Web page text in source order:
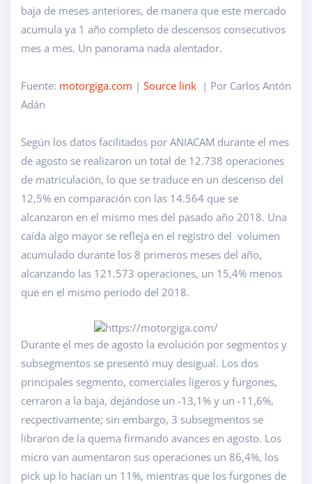
baja de meses anteriores, de manera que este mercado
acumula ya 1 año completo de descensos consecutivos
mes a mes. Un panorama nada alentador.
Fuente: motorgiga.com | Source link | Por Carlos Antón
Adán
Según los datos facilitados por ANIACAM durante el mes
de agosto se realizaron un total de 12.738 operaciones
de matriculación, lo que se traduce en un descenso del
12,5% en comparación con las 14.564 que se
alcanzaron en el mismo mes del pasado año 2018. Una
caída algo mayor se refleja en el registro del volumen
acumulado durante los 8 primeros meses del año,
alcanzando las 121.573 operaciones, un 15,4% menos
que en el mismo periodo del 2018.
Durante el mes de agosto la evolución por segmentos y
subsegmentos se presentó muy desigual. Los dos
principales segmento, comerciales ligeros y furgones,
cerraron a la baja, dejándose un -13,1% y un -11,6%,
recpectivamente; sin embargo, 3 subsegmentos se
libraron de la quema firmando avances en agosto. Los
micro van aumentaron sus operaciones un 86,4%, los
pick up lo hacían un 11%, mientras que los furgones de